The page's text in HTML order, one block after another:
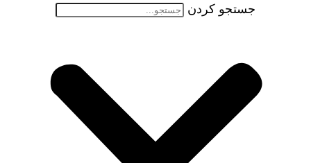
جستجو کردن